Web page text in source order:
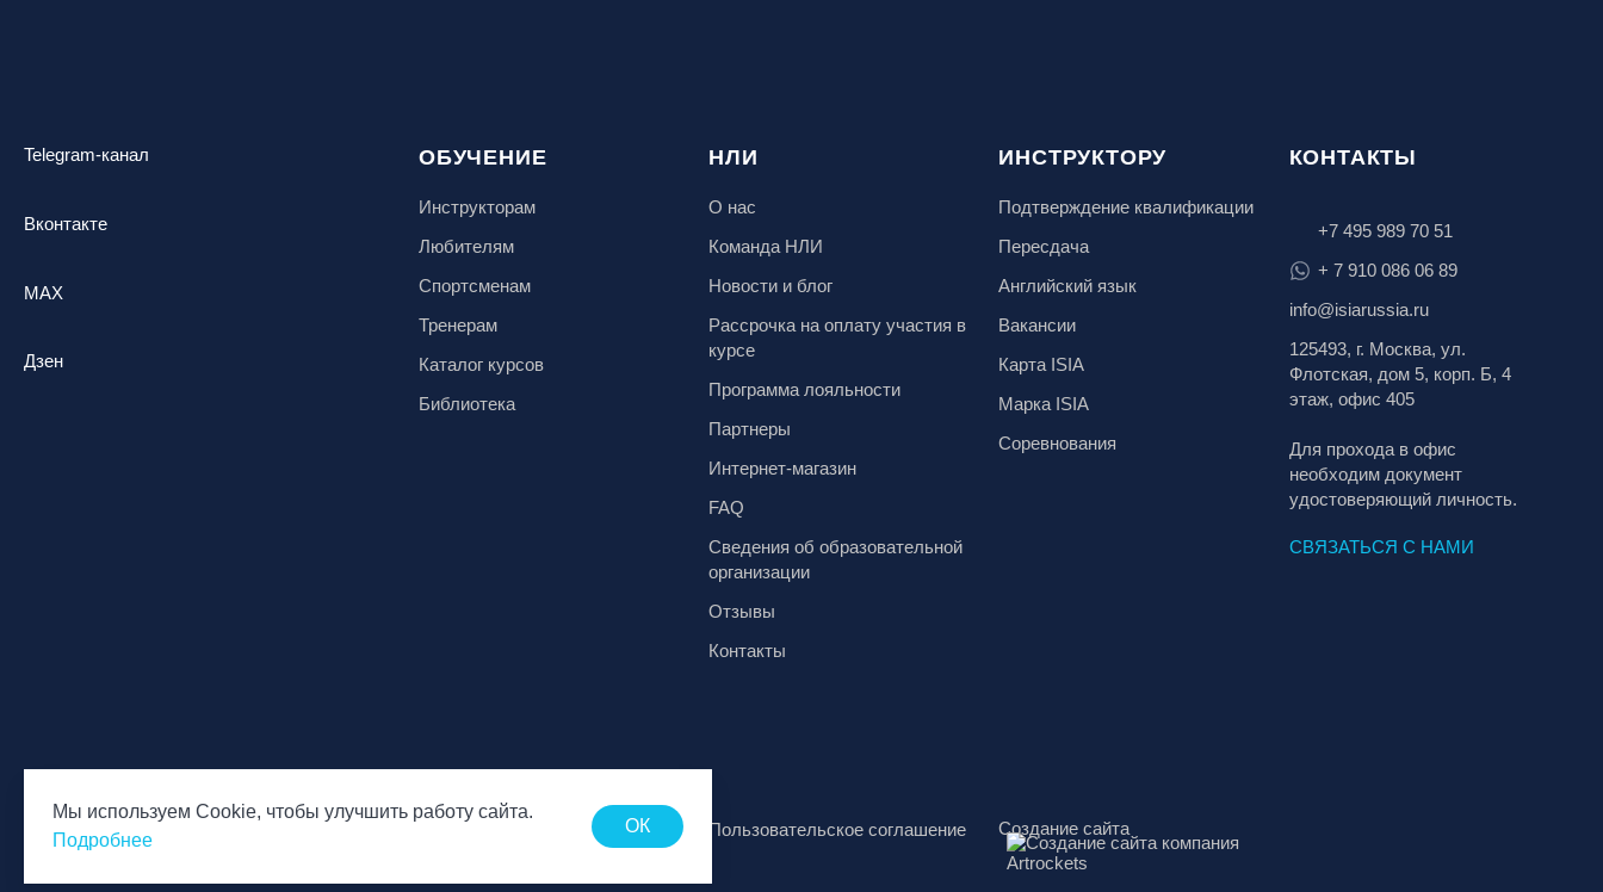
Мы используем Cookie, чтобы улучшить работу сайта.
Подробнее
ОК
«Холдоми»
Ленинградская обл., ГЛК «Золотая
Московская обл., ГЛК «Красная
Московская обл., п. Чулково, ГК
«Гая Северина»
Telegram-канал
Вконтакте
MAX
Дзен
ОБУЧЕНИЕ
Инструкторам
Любителям
Спортсменам
Тренерам
Каталог курсов
Библиотека
НЛИ
О нас
Команда НЛИ
Новости и блог
Рассрочка на оплату участия в
курсе
Программа лояльности
Партнеры
Интернет-магазин
FAQ
Сведения об образовательной
организации
Отзывы
Контакты
ИНСТРУКТОРУ
Подтверждение квалификации
Пересдача
Английский язык
Вакансии
Карта ISIA
Марка ISIA
Соревнования
КОНТАКТЫ
+7 495 989 70 51
+ 7 910 086 06 89
info@isiarussia.ru
125493, г. Москва, ул.
Флотская, дом 5, корп. Б, 4
этаж, офис 405
Для прохода в офис
необходим документ
удостоверяющий личность.
СВЯЗАТЬСЯ С НАМИ
© Национальная Лига инструкторов, 2026
персональных данных
Пользовательское соглашение Создание сайта